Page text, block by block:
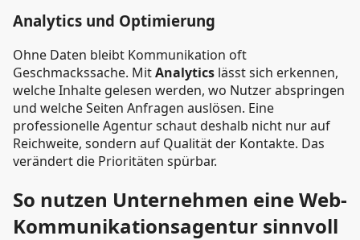
Analytics und Optimierung
Ohne Daten bleibt Kommunikation oft
Geschmackssache. MitAnalytics lässt sich erkennen,
welche Inhalte gelesen werden, wo Nutzer abspringen
und welche Seiten Anfragen auslösen. Eine
professionelle Agentur schaut deshalb nicht nur auf
Reichweite, sondern auf Qualität der Kontakte. Das
verändert die Prioritäten spürbar.
So nutzen Unternehmen eine Web-
Kommunikationsagentur sinnvoll